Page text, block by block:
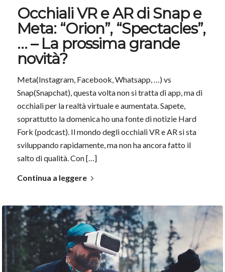
Occhiali VR e AR di Snap e
Meta: “Orion”, “Spectacles”,
… – La prossima grande
novità?
Meta(Instagram, Facebook, Whatsapp, …) vs
Snap(Snapchat), questa volta non si tratta di app, ma di
occhiali per la realtà virtuale e aumentata. Sapete,
soprattutto la domenica ho una fonte di notizie Hard
Fork (podcast). Il mondo degli occhiali VR e AR si sta
sviluppando rapidamente, ma non ha ancora fatto il
salto di qualità. Con […]
Continua a leggere